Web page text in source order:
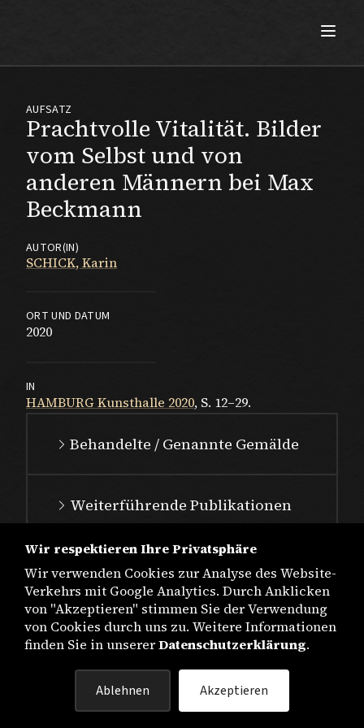
Prachtvolle Vitalität. Bilder
vom Selbst und von
anderen Männern bei Max
Beckmann
AUFSATZ
AUTOR(IN)
SCHICK, Karin
ORT UND DATUM
2020
IN
HAMBURG Kunsthalle 2020, S. 12–29.
Behandelte / Genannte Gemälde
Weiterführende Publikationen
DATENSCHUTZ
Wir respektieren Ihre Privatsphäre
Wir verwenden Cookies zur Analyse des Website-
Verkehrs mit Google Analytics. Durch Anklicken
von "Akzeptieren" stimmen Sie der Verwendung
von Cookies durch uns zu. Weitere Informationen
finden Sie in unsererDatenschutzerklärung.
Ablehnen Akzeptieren